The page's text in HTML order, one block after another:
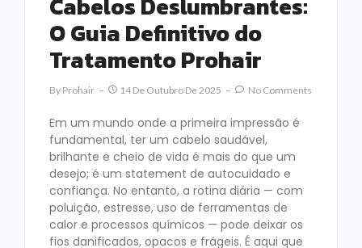
O Guia Definitivo do
Tratamento Prohair
By Prohair 14 De Outubro De 2025 No Comments
Em um mundo onde a primeira impressão é
fundamental, ter um cabelo saudável,
brilhante e cheio de vida é mais do que um
desejo; é um statement de autocuidado e
confiança. No entanto, a rotina diária — com
poluição, estresse, uso de ferramentas de
calor e processos químicos — pode deixar os
fios danificados, opacos e frágeis. É aqui que